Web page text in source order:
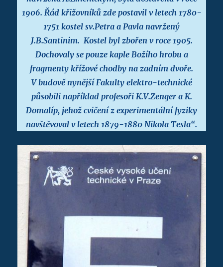
1906. Řád křižovníků zde postavil v letech 1780-
1751 kostel sv.Petra a Pavla navržený
J.B.Santinim. Kostel byl zbořen v roce 1905.
Dochovaly se pouze kaple Božího hrobu a
fragmenty křížové chodby na zadním dvoře.
V budově nynější Fakulty elektro-technické
působili například profesoři K.V.Zenger a K.
Domalíp, jehož cvičení z experimentální fyziky
navštěvoval v letech 1879-1880 Nikola Tesla“.